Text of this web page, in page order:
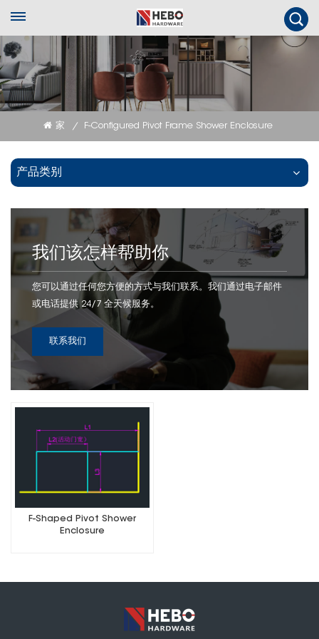
家 / F-Configured Pivot Frame Shower Enclosure
产品类别
我们该怎样帮助你
您可以通过任何您方便的方式与我们联系。我们通过电子邮件
或电话提供 24/7 全天候服务。
联系我们
F-Shaped Pivot Shower
Enclosure